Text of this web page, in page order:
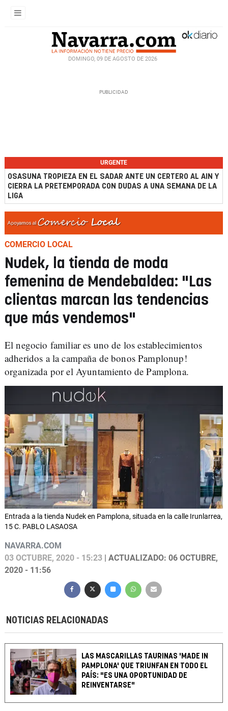
DOMINGO, 09 DE AGOSTO DE 2026
URGENTE
OSASUNA TROPIEZA EN EL SADAR ANTE UN CERTERO AL AIN Y
CIERRA LA PRETEMPORADA CON DUDAS A UNA SEMANA DE LA
LIGA
COMERCIO LOCAL
Nudek, la tienda de moda
femenina de Mendebaldea: "Las
clientas marcan las tendencias
que más vendemos"
El negocio familiar es uno de los establecimientos
adheridos a la campaña de bonos Pamplonup!
organizada por el Ayuntamiento de Pamplona.
Entrada a la tienda Nudek en Pamplona, situada en la calle Irunlarrea,
15 C. PABLO LASAOSA
NAVARRA.COM
03 OCTUBRE, 2020 - 15:23 | ACTUALIZADO: 06 OCTUBRE,
2020 - 11:56
NOTICIAS RELACIONADAS
LAS MASCARILLAS TAURINAS 'MADE IN
PAMPLONA' QUE TRIUNFAN EN TODO EL
PAÍS: "ES UNA OPORTUNIDAD DE
REINVENTARSE"